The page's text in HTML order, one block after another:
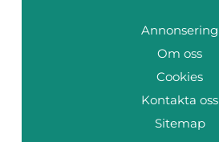
Annonsering
Om oss
Cookies
Kontakta oss
Sitemap